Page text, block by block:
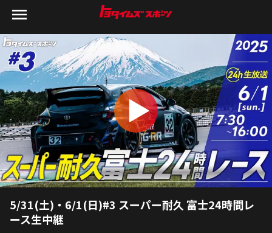
5/31(土)・6/1(日)#3 スーパー耐久 富士24時間レ
ース生中継